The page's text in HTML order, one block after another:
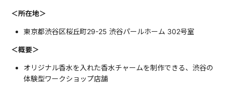
＜所在地＞
東京都渋谷区桜丘町29-25 渋谷パールホーム 302号室
＜概要＞
オリジナル香水を入れた香水チャームを制作できる、渋谷の
体験型ワークショップ店舗